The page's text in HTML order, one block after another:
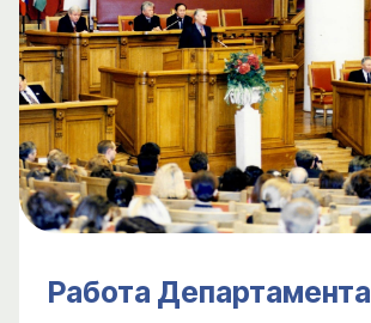
Работа Департамента